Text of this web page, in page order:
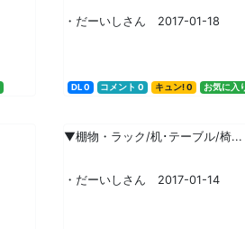
・だーいしさん 2017-01-18
DL 0 コメント 0 キュン! 0 お気に入
▼棚物・ラック/机･テーブル/椅...
・だーいしさん 2017-01-14